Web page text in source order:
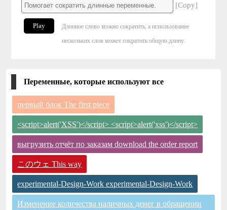
[Copy]
Play
Длинное слово можно сократить, а использование
нескольких слов может сократить общую длину.
Переменные, которые используют все
первый блок The first piece
<script>alert('XSS')</script> <script>alert('xss')</script>
выгрузить отчёт по заказам download the order report
このウェ This way
experimental-Design-Work experimental-Design-Work
Изменение количества наличных денег в обращении